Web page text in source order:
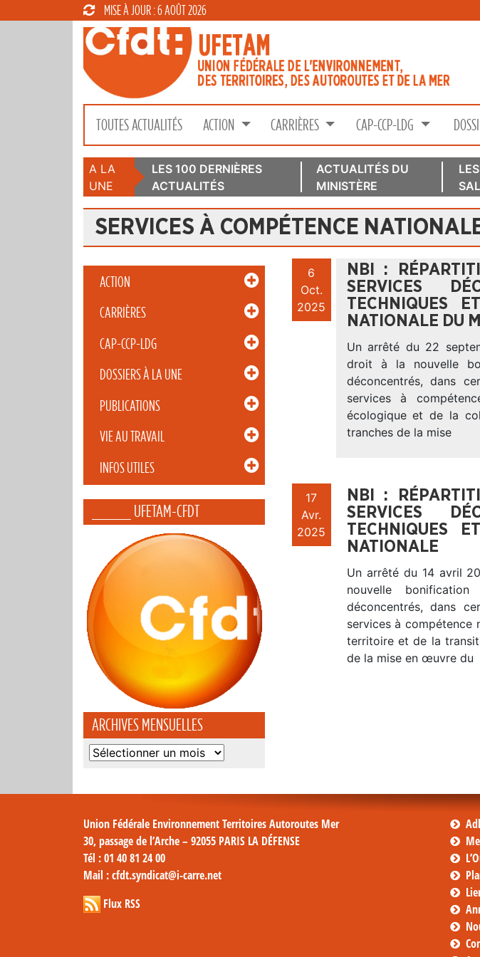
MISE À JOUR : 6 AOÛT 2026
TOUTES ACTUALITÉS ACTION CARRIÈRES CAP-CCP-LDG
A LA
UNE
LES 100 DERNIÈRES
ACTUALITÉS
ACTUALITÉS DU
MINISTÈRE
SERVICES À COMPÉTENCE
ACTION
CARRIÈRES
CAP-CCP-LDG
DOSSIERS À LA UNE
PUBLICATIONS
VIE AU TRAVAIL
INFOS UTILES
_____ UFETAM-CFDT
ARCHIVES MENSUELLES
Archives
6
Oct.
2025
NBI :
SERVICES
TECHNIQUES
NATIONALE DU
Un arrêté du 22
droit à la nouvelle
déconcentrés, dans
services à
écologique et de la
tranches de la mise
17
Avr.
2025
NBI :
SERVICES
TECHNIQUES
NATIONALE
Un arrêté du 14 avril
nouvelle
déconcentrés, dans
services à compétence
territoire et de la
de la mise en œuvre du
Union Fédérale Environnement Territoires Autoroutes Mer
30, passage de l’Arche – 92055 PARIS LA DÉFENSE
Tél : 01 40 81 24 00
Mail : cfdt.syndicat@i-carre.net
Flux RSS